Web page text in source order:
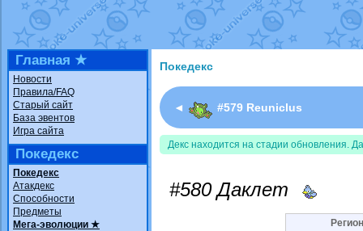
Raging Boltот GraceDaFox
в
Shadow mismagius от
в
художник
от vicavica в фанарте.
Главная ★
Новости
Правила/FAQ
Старый сайт
База эвентов
Игра сайта
Покедекс
Покедекс
Атакдекс
Способности
Предметы
Мега-эволюции ★
Покедекс
◄ #579 Reuniclus
Декс находится на стадии обновления.
#580 Даклет